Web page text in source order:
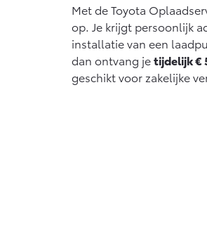
Met de Toyota
op. Je krijgt persoonlijk
installatie van een
dan ontvang jetijdelijk €
geschikt voor zakelijke